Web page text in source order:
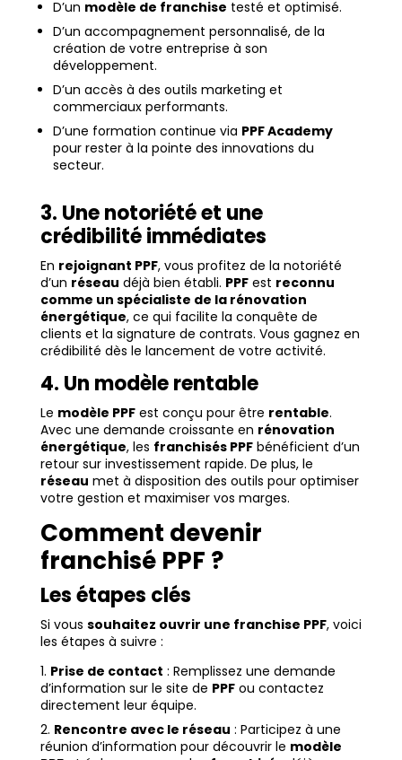
D’un modèle de franchise testé et optimisé.
D’un accompagnement personnalisé, de la
création de votre entreprise à son
développement.
D’un accès à des outils marketing et
commerciaux performants.
D’une formation continue via PPF Academy
pour rester à la pointe des innovations du
secteur.
3. Une notoriété et une
crédibilité immédiates
En rejoignant PPF, vous profitez de la notoriété
d’un réseau déjà bien établi. PPFest reconnu
comme un spécialiste de la rénovation
énergétique, ce qui facilite la conquête de
clients et la signature de contrats. Vous gagnez en
crédibilité dès le lancement de votre activité.
4. Un modèle rentable
Le modèle PPFest conçu pour être rentable.
Avec une demande croissante en rénovation
énergétique, les franchisés PPFbénéficient d’un
retour sur investissement rapide. De plus, le
réseau met à disposition des outils pour optimiser
votre gestion et maximiser vos marges.
Comment devenir
franchisé PPF ?
Les étapes clés
Si vous souhaitez ouvrir une franchise PPF, voici
les étapes à suivre :
Prise de contact : Remplissez une demande
d’information sur le site de PPFou contactez
directement leur équipe.
Rencontre avec le réseau : Participez à une
réunion d’information pour découvrir le modèle